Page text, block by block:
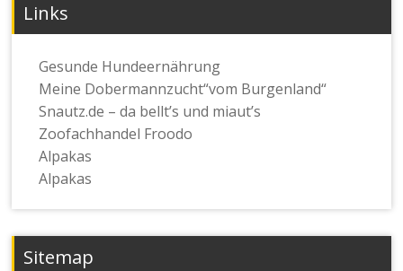
Links
Gesunde Hundeernährung
Meine Dobermannzucht“vom Burgenland“
Snautz.de – da bellt’s und miaut’s
Zoofachhandel Froodo
Alpakas
Alpakas
Sitemap